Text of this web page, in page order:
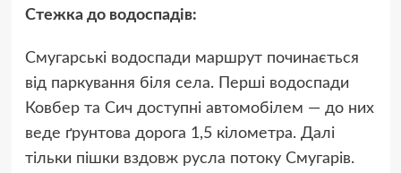
Стежка до водоспадів:
Смугарські водоспади маршрут починається
від паркування біля села. Перші водоспади
Ковбер та Сич доступні автомобілем — до них
веде ґрунтова дорога 1,5 кілометра. Далі
тільки пішки вздовж русла потоку Смугарів.